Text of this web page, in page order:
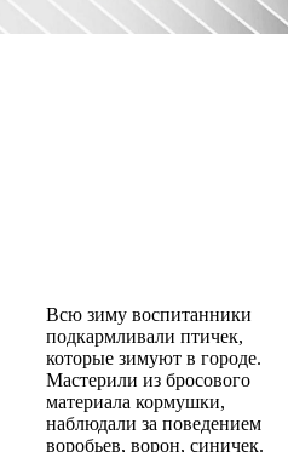
Всю зиму воспитанники
подкармливали птичек,
которые зимуют в городе.
Мастерили из бросового
материала кормушки,
наблюдали за поведением
воробьев, ворон, синичек.